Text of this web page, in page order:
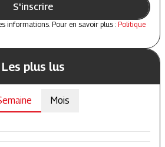
S'inscrire
informations. Pour en savoir plus : Politique
Les plus lus
Mois